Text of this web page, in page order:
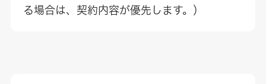
る場合は、契約内容が優先します。）